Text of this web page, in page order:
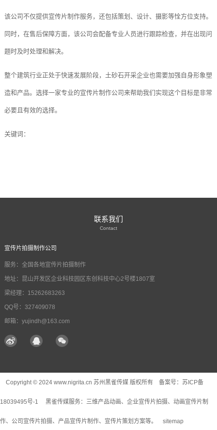
该公司不仅提供宣传片制作服务，还包括策划、设计、摄影等恮方位支持。
同时，在售后保障方面，该公司会配备专业人员进行跟踪检查，并在出现问
题时及时处理和解决。
整个建筑行业正处于快速发展阶段，土砂石开采企业也需要加强自身形象塑
造和产品。选择一家专业的宣传片制作公司来帮助我们实现这个目标是非常
必要且有效的选择。
关键词：
联系我们
Contact
宣传片拍摄制作公司
服务：全国各地宣传片拍摄制作
地址：昆山开发区企业科技园区东创科技中心2号楼1807室
梁经理：15262683263
QQ号：327409078
邮箱：yujindh@163.com
Copyright © 2024 www.nigrita.cn 苏州黑雀传媒 版权所有 备案号： 苏ICP备
18039495号-1 黑雀传媒服务： 三维产品动画、企业宣传片拍摄、动画宣传片制
作、公司宣传片拍摄、产品宣传片制作、宣传片策划方案等。 sitemap